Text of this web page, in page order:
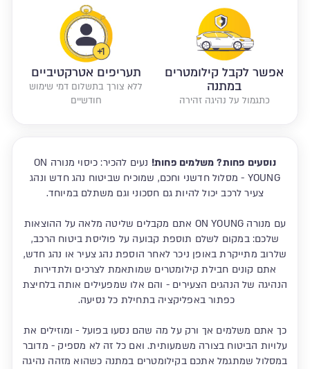
אפשר לקבל קילומטרים
במתנה
כתגמול על נהיגה זהירה
תעריפים אטרקטיביים
ללא צורך בתשלום דמי שימוש
חודשיים
נוסעים פחות? משלמים פחות!
נעים להכיר: כיסוי מנורה ON
YOUNG - מסלול חדשני וחכם, שמוכיח שביטוח נהג חדש ונהג
צעיר לרכב יכול להיות גם חסכוני וגם משתלם במיוחד.
עם מנורה ON YOUNG אתם מקבלים שליטה מלאה על ההוצאות
שלכם: במקום לשלם תוספת קבועה על פוליסת ביטוח הרכב,
שלרוב מתייקרת באופן ניכר לאחר הוספת נהג צעיר או נהג חדש,
אתם קונים חבילת קילומטרים שמותאמת לצרכים ולתדירות
הנהיגה של הנהגים הצעירים - והם אלו שמפעילים אותה בלחיצת
כפתור באפליקציה בתחילת כל נסיעה.
כך אתם משלמים אך ורק על מה שהם נסעו בפועל - ומוזילים את
עלויות הביטוח בצורה משמעותית. ואם כל זה לא מספיק - מדובר
במסלול שמתגמל אתכם בקילומטרים במתנה כשהוא מזהה נהיגה